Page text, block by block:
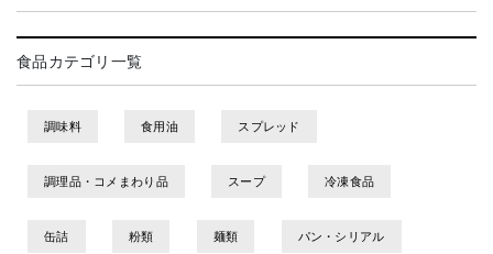
食品カテゴリ一覧
調味料 食用油 スプレッド
調理品・コメまわり品 スープ 冷凍食品
缶詰 粉類 麺類 パン・シリアル